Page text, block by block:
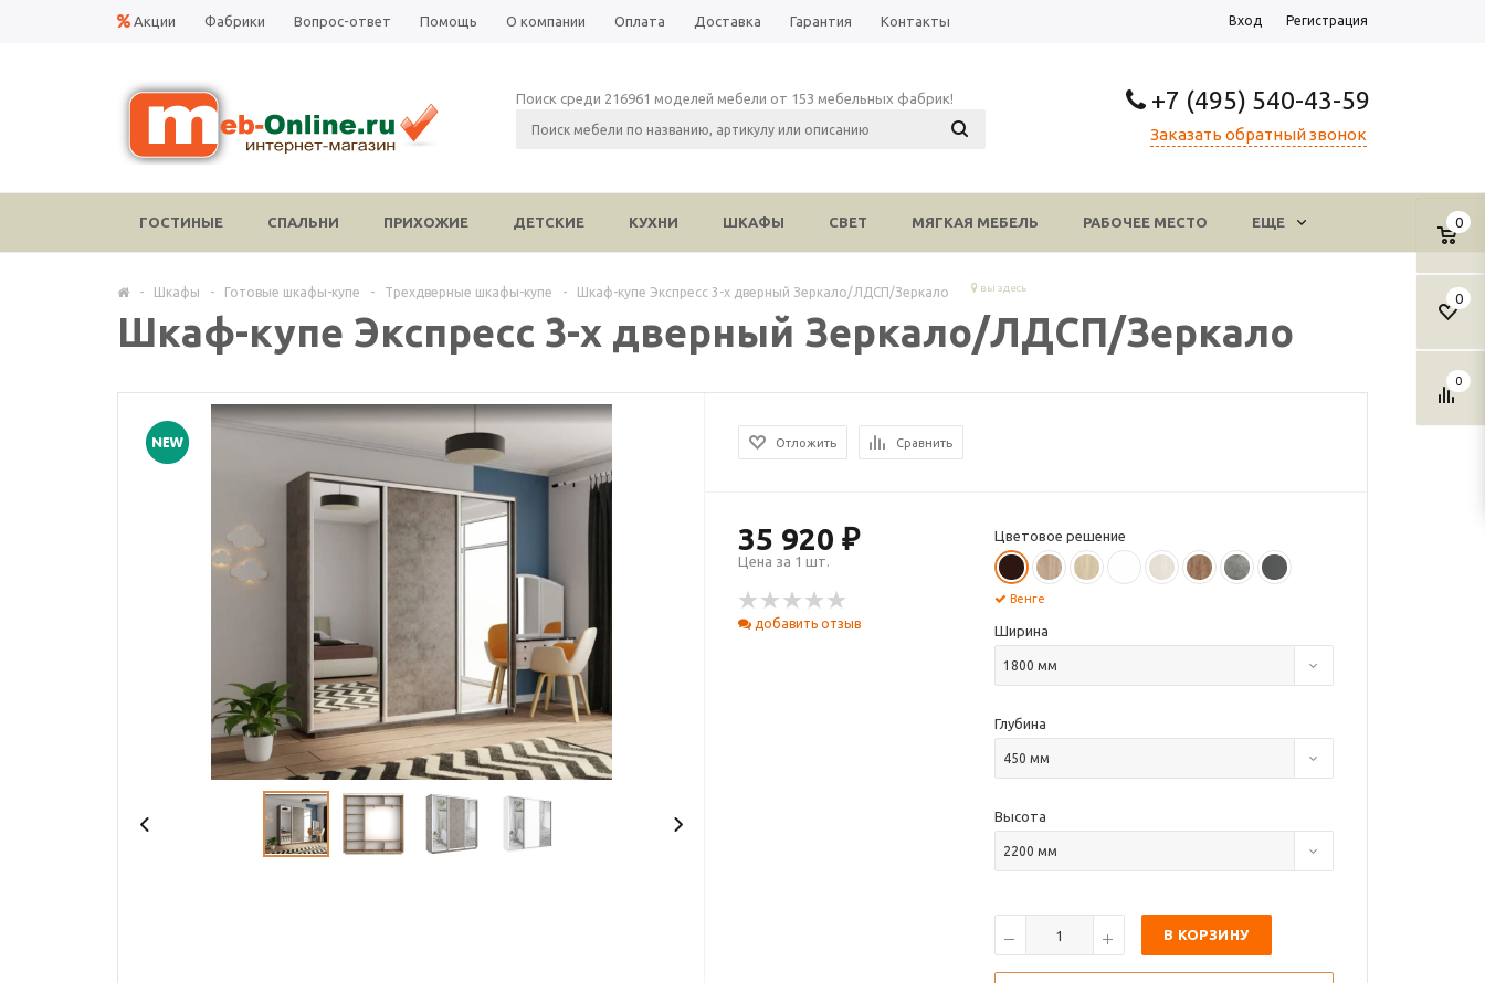
Акции Фабрики Вопрос-ответ Помощь О компании Оплата Доставка Гарантия Контакты Вход Регистрация
+7 (495) 540-43-59
Заказать обратный звонок
Поиск среди 216961 моделей мебели от 153 мебельных фабрик!
0
0
0
ГОСТИНЫЕ СПАЛЬНИ ПРИХОЖИЕ ДЕТСКИЕ КУХНИ ШКАФЫ СВЕТ МЯГКАЯ МЕБЕЛЬ РАБОЧЕЕ МЕСТО ЕЩЕ
- Шкафы - Готовые шкафы-купе - Трехдверные шкафы-купе - Шкаф-купе Экспресс 3-х дверный Зеркало/ЛДСП/Зеркало вы здесь
Шкаф-купе Экспресс 3-х дверный Зеркало/ЛДСП/Зеркало
Отложить Сравнить
35 920 ₽
Цена за 1 шт.
добавить отзыв
Цветовое решение
Венге
Ширина
1800 мм
Глубина
450 мм
Высота
2200 мм
В КОРЗИНУ